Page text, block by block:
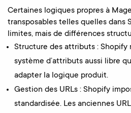
Certaines logiques propres à
transposables telles quelles dans
limites, mais de différences
Structure des attributs : Shopify
système d’attributs aussi libre
adapter la logique produit.
Gestion des URLs : Shopify
standardisée. Les anciennes